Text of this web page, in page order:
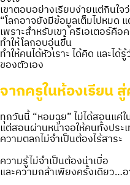
เขาตอบอย่างเรียบง่ายแต่กินใจ
“โลกอาจยังมีข้อมูลเต็มไปหมด
เพราะสำหรับเขา ครีเอเตอร์คื
ทำให้โลกอบอุ่นขึ้น
ทำให้คนได้หัวเราะ ได้คิด และไ
ของตัวเอง
จากครูในห้องเรียน
ทุกวันนี้ “หอมฉุย” ไม่ได้สอนแค่ใ
แต่สอนผ่านหน้าจอให้คนทั้งประเ
ความตลกไม่จำเป็นต้องไร้สาระ
ความรู้ไม่จำเป็นต้องน่าเบื่อ
และความกล้าเพียงครั้งเดียว…